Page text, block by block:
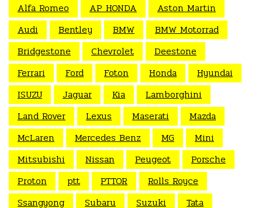
Alfa Romeo AP HONDA
Aston Martin
Audi
Bentley BMW
BMW Motorrad
Bridgestone
Chevrolet
Deestone
Ferrari
Ford Foton Honda
Hyundai
ISUZU
Jaguar Kia
Lamborghini
Land Rover
Lexus Maserati
Mazda
McLaren
Mercedes Benz MG
Mini
Mitsubishi
Nissan Peugeot
Porsche
Proton
ptt PTTOR
Rolls Royce
Ssangyong
Subaru Suzuki Tata